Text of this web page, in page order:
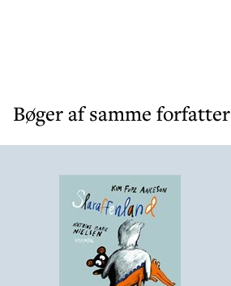
Bøger af samme forfatter